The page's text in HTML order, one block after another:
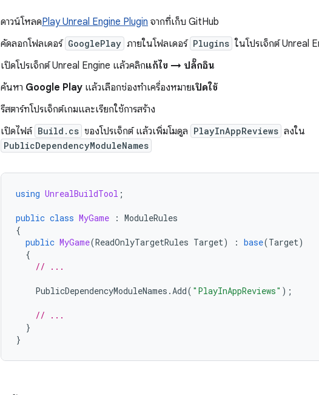
ดาวน์โหลดPlay Unreal Engine Plugin จากที่เก็บ GitHub
คัดลอกโฟลเดอร์ GooglePlay ภายในโฟลเดอร์ Plugins ในโปรเจ็กต์ Unreal
เปิดโปรเจ็กต์ Unreal Engine แล้วคลิกแก้ไข → ปลั๊กอิน
ค้นหา Google Play แล้วเลือกช่องทำเครื่องหมายเปิดใช้
รีสตาร์ทโปรเจ็กต์เกมและเรียกใช้การสร้าง
เปิดไฟล์ Build.cs ของโปรเจ็กต์ แล้วเพิ่มโมดูล PlayInAppReviews ลงใน
PublicDependencyModuleNames
using UnrealBuildTool ;
public class MyGame : ModuleRules
{
public MyGame(ReadOnlyTargetRules Target) : base(Target)
{
// ...
PublicDependencyModuleNames .Add( "PlayInAppReviews" );
// ...
}
}